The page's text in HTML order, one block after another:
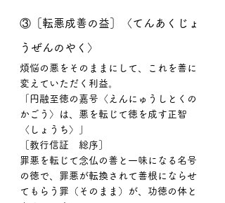
③［転悪成善の益］〈てんあくじょ
うぜんのやく〉
煩悩の悪をそのままにして、これを善に
変えていただく利益。
「円融至徳の嘉号〈えんにゅうしとくの
かごう〉は、悪を転じて徳を成す正智
〈しょうち〉」
［教行信証　総序］
罪悪を転じて念仏の善と一味になる名号
の徳で、罪悪が転換されて善根にならせ
てもらう罪（そのまま）が、功徳の体と